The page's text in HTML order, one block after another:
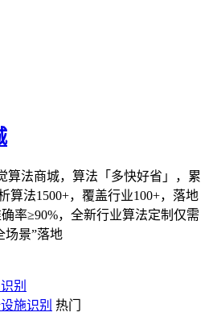
算法商城，算法「多快好省」，累
算法1500+，覆盖行业100+，落地
率≥90%，全新行业算法定制仅需
场景”落地
别
施识别 热门